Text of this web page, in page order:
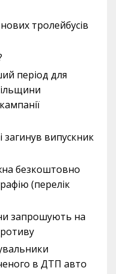
тролейбусів
період для
випускник
безкоштовно
(перелік
запрошують на
в ДТП авто